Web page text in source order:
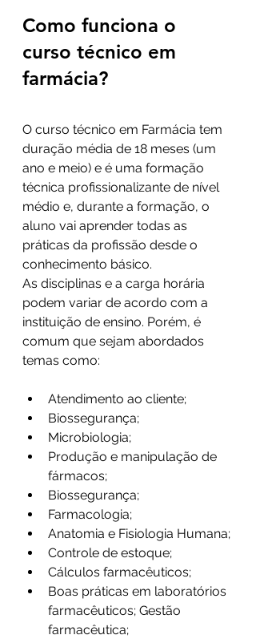
Como funciona o
curso técnico em
farmácia?
O curso técnico em Farmácia tem
duração média de 18 meses (um
ano e meio) e é uma formação
técnica profissionalizante de nível
médio e, durante a formação, o
aluno vai aprender todas as
práticas da profissão desde o
conhecimento básico.
As disciplinas e a carga horária
podem variar de acordo com a
instituição de ensino. Porém, é
comum que sejam abordados
temas como:
Atendimento ao cliente;
Biossegurança;
Microbiologia;
Produção e manipulação de
fármacos;
Biossegurança;
Farmacologia;
Anatomia e Fisiologia Humana;
Controle de estoque;
Cálculos farmacêuticos;
Boas práticas em laboratórios
farmacêuticos; Gestão
farmacêutica;